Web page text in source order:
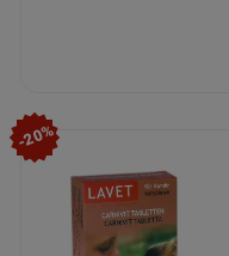
-20%